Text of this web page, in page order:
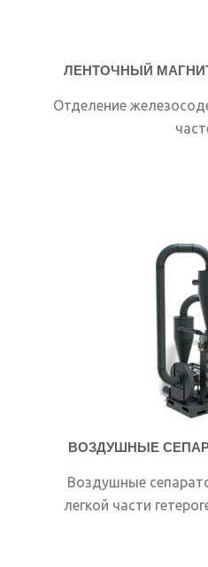
ЛЕНТОЧНЫЙ
Отделение
ВОЗДУШНЫЕ
Воздушные
легкой части